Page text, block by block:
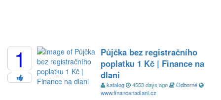
1
Půjčka bez registračního
poplatku 1 Kč | Finance na
dlani
katalog 4553 days ago
Odborné
www.financenadlani.cz